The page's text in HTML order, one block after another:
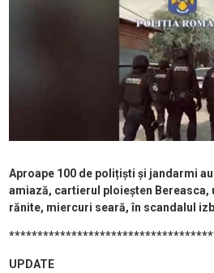
Aproape 100 de polițiști și jandarmi
amiază, cartierul ploieșten Bereasca,
rănite, miercuri seară, în scandalul
UPDATE